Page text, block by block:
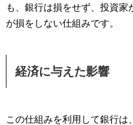
も、銀行は損をせず、投資
が損をしない仕組みです。
経済に与えた影響
この仕組みを利用して銀行